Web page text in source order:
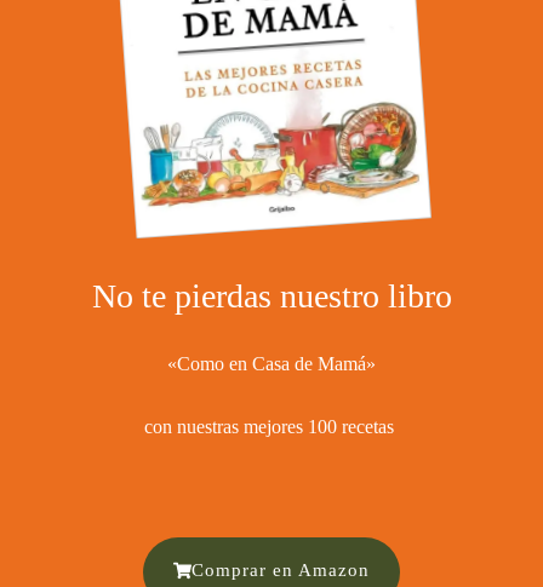
No te pierdas nuestro libro
«Como en Casa de Mamá»
con nuestras mejores 100 recetas ​
Comprar en Amazon